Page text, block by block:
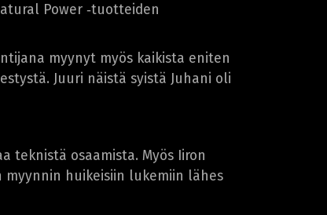
Power ‑tuotteiden
myynyt myös kaikista eniten
Juuri näistä syistä Juhani oli
osaamista. Myös Iiron
huikeisiin lukemiin lähes